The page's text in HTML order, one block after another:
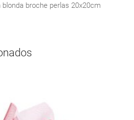
blonda broche perlas 20x20cm